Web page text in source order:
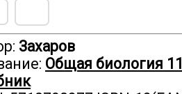
Захаров
Общая биология